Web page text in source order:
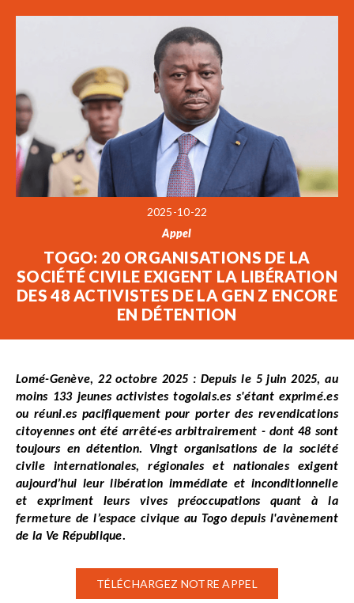
2025-10-22
Appel
TOGO: 20 ORGANISATIONS DE LA
SOCIÉTÉ CIVILE EXIGENT LA LIBÉRATION
DES 48 ACTIVISTES DE LA GEN Z ENCORE
EN DÉTENTION
Lomé-Genève, 22 octobre 2025 : Depuis le 5 juin 2025, au
moins 133 jeunes activistes togolais.es s'étant exprimé.es
ou réuni.es pacifiquement pour porter des revendications
citoyennes ont été arrêté·es arbitrairement - dont 48 sont
toujours en détention. Vingt organisations de la société
civile internationales, régionales et nationales exigent
aujourd’hui leur libération immédiate et inconditionnelle
et expriment leurs vives préoccupations quant à la
fermeture de l’espace civique au Togo depuis l'avènement
de la Ve République.
TÉLÉCHARGEZ NOTRE APPEL